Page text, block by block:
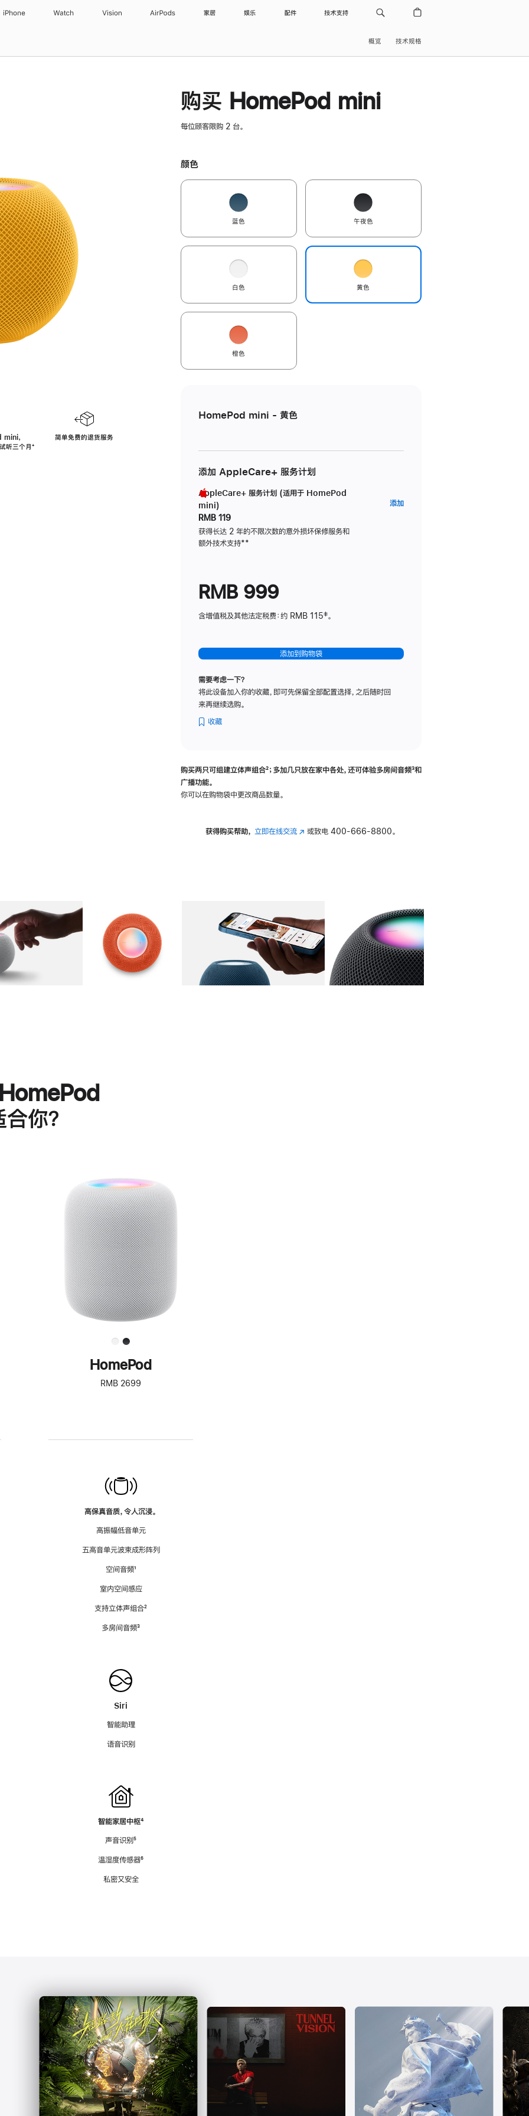
iPhone Watch Vision AirPods 家居 娱乐 配件 技术支持
概览 技术规格
，
听三个月脚
⁺
简单免费的退货服务
购买 HomePod mini
每位顾客限购 2 台。
颜色
蓝色 午夜色
白色 黄色
橙色
HomePod mini - 黄色
添加 AppleCare+ 服务计划
AppleCare+ 服务计划 (适用于 HomePod
mini)
RMB 119
获得长达 2 年的不限次数的意外损坏保修服务和
额外技术支持脚
**
添加AppleCare+
RMB 999
含增值税及其他法定税费：约 RMB 115‡。
添加到购物袋
需要考虑一下？
将此设备加入你的收藏，即可先保留全部配置选择，之后随时回
来再继续选购。
收藏
购买两只可组建立体声组合脚
²；多加几只放在家中各处，还可体验多‍房‍间音频脚
³和
广播功能。
你可以在购物袋中更改商品数量。
获得购买帮助， 立即在线交流(在 或致电 400-666-8800。
图库 图像 图库 图像 图库 图像 4 图库 图像 5
你？
进
一
步
了
解
HomePod<
HomePod
RMB 2699
高保真音质，令人沉浸。
高振幅低音单元
五高音单元波束成形阵列
空间音频脚
¹
室内空间感应
支持立体声组合脚
²
多房间音频脚
³
Siri
智能助理
语音识别
智能家居中枢脚
⁴
声音识别脚
⁵
温湿度传感器脚
⁶
私密又安全